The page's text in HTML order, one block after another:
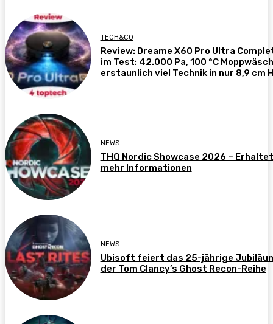
TECH&CO
Review: Dreame X60 Pro Ultra
im Test: 42.000 Pa, 100 °C
erstaunlich viel Technik in nur 8,9 cm
NEWS
THQ Nordic Showcase 2026 – Erhaltet
mehr Informationen
NEWS
Ubisoft feiert das 25-jährige
der Tom Clancy’s Ghost Recon-Reihe